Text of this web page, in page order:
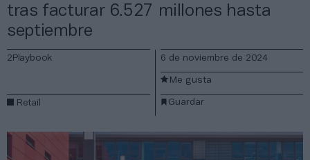
tras facturar 6.527 millones hasta
septiembre
2Playbook
Retail
6 de noviembre de 2024
Guardar
Me gusta